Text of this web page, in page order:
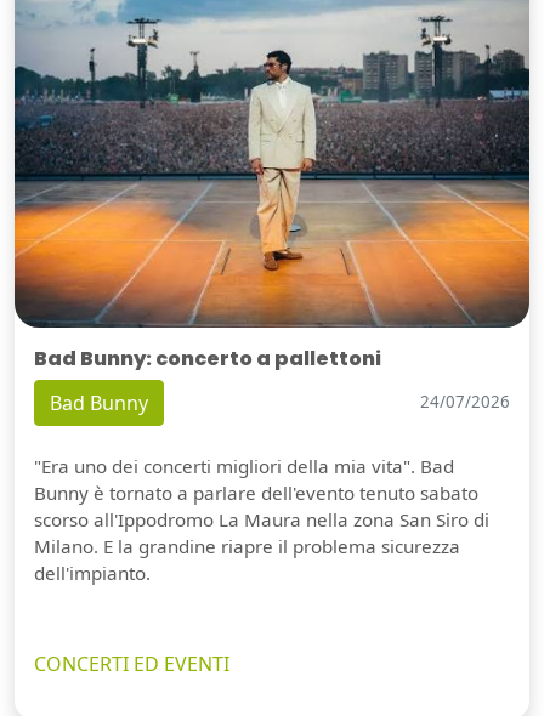
Bad Bunny: concerto a pallettoni
Bad Bunny 24/07/2026
"Era uno dei concerti migliori della mia vita". Bad
Bunny è tornato a parlare dell'evento tenuto sabato
scorso all'Ippodromo La Maura nella zona San Siro di
Milano. E la grandine riapre il problema sicurezza
dell'impianto.
CONCERTI ED EVENTI